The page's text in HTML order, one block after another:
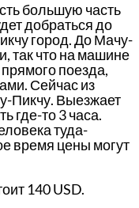
большую часть
добраться до
город. До Мачу-
так что на машине
поезда,
Сейчас из
Пикчу. Выезжает
где-то 3 часа.
туда-
время цены могут
140 USD.